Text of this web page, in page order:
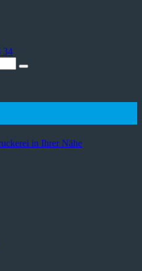
34
in Ihrer Nähe